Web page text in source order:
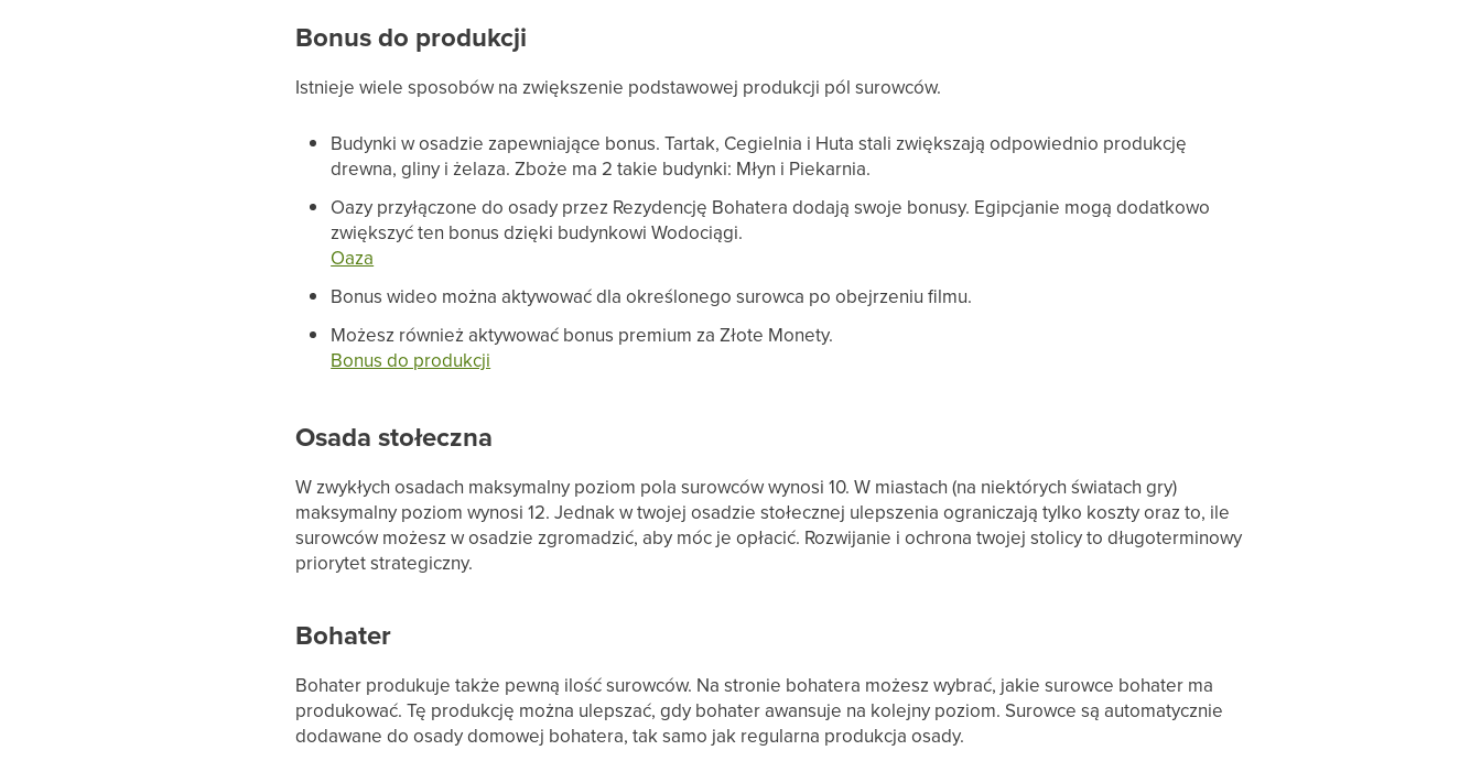
Bonus do produkcji
Istnieje wiele sposobów na zwiększenie podstawowej produkcji pól surowców.
Budynki w osadzie zapewniające bonus. Tartak, Cegielnia i Huta stali zwiększają odpowiednio produkcję
drewna, gliny i żelaza. Zboże ma 2 takie budynki: Młyn i Piekarnia.
Oazy przyłączone do osady przez Rezydencję Bohatera dodają swoje bonusy. Egipcjanie mogą dodatkowo
zwiększyć ten bonus dzięki budynkowi Wodociągi.
Oaza
Bonus wideo można aktywować dla określonego surowca po obejrzeniu filmu.
Możesz również aktywować bonus premium za Złote Monety.
Bonus do produkcji
Osada stołeczna
W zwykłych osadach maksymalny poziom pola surowców wynosi 10. W miastach (na niektórych światach gry)
maksymalny poziom wynosi 12. Jednak w twojej osadzie stołecznej ulepszenia ograniczają tylko koszty oraz to, ile
surowców możesz w osadzie zgromadzić, aby móc je opłacić. Rozwijanie i ochrona twojej stolicy to długoterminowy
priorytet strategiczny.
Bohater
Bohater produkuje także pewną ilość surowców. Na stronie bohatera możesz wybrać, jakie surowce bohater ma
produkować. Tę produkcję można ulepszać, gdy bohater awansuje na kolejny poziom. Surowce są automatycznie
dodawane do osady domowej bohatera, tak samo jak regularna produkcja osady.